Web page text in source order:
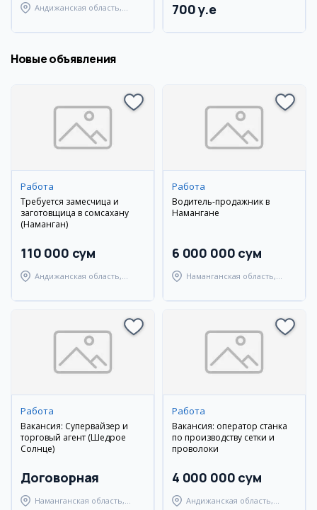
Андижанская область,
700 y.e
Новые объявления
Работа
Требуется замесчица и
заготовщица в сомсахану
(Наманган)
110 000 сум
Андижанская область,
Работа
Водитель-продажник в
Намангане
6 000 000 сум
Наманганская область,
Работа
Вакансия: Супервайзер и
торговый агент (Шедрое
Солнце)
Договорная
Наманганская область,
Работа
Вакансия: оператор станка
по производству сетки и
проволоки
4 000 000 сум
Андижанская область,